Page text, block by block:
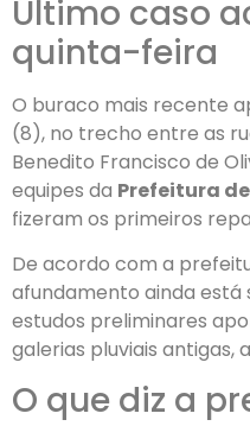
Último caso
quinta-feira
O buraco mais recente
(8), no trecho entre as
Benedito Francisco de
equipes da Prefeitura
fizeram os primeiros
De acordo com a
afundamento ainda está
estudos preliminares
galerias pluviais antigas,
O que diz a